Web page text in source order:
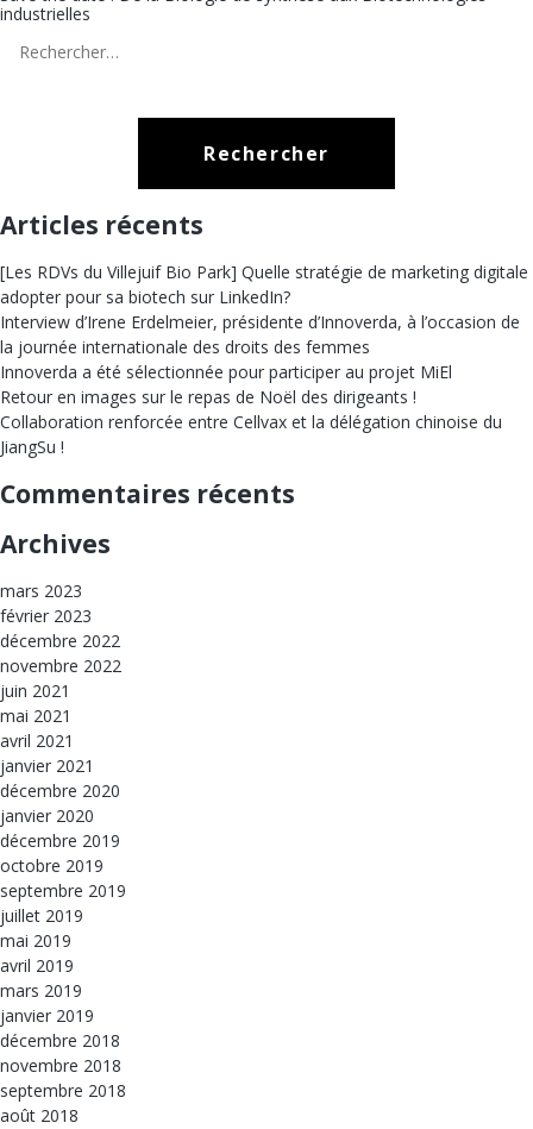
de
l’article
industrielles
Articles récents
[Les RDVs du Villejuif Bio Park] Quelle stratégie de marketing digitale
adopter pour sa biotech sur LinkedIn?
Interview d’Irene Erdelmeier, présidente d’Innoverda, à l’occasion de
la journée internationale des droits des femmes
Innoverda a été sélectionnée pour participer au projet MiEl
Retour en images sur le repas de Noël des dirigeants !
Collaboration renforcée entre Cellvax et la délégation chinoise du
JiangSu !
Commentaires récents
Archives
mars 2023
février 2023
décembre 2022
novembre 2022
juin 2021
mai 2021
avril 2021
janvier 2021
décembre 2020
janvier 2020
décembre 2019
octobre 2019
septembre 2019
juillet 2019
mai 2019
avril 2019
mars 2019
janvier 2019
décembre 2018
novembre 2018
septembre 2018
août 2018